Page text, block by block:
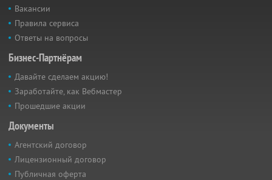
Вакансии
Правила сервиса
Ответы на вопросы
Бизнес-Партнёрам
Давайте сделаем акцию!
Заработайте, как Вебмастер
Прошедшие акции
Документы
Агентский договор
Лицензионный договор
Публичная оферта